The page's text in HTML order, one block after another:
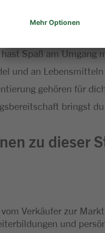
Fachabitur
Spaß am Umgang
und an Lebensmitteln
gehören für
bringst
zu dieser
Verkäufer zur
und